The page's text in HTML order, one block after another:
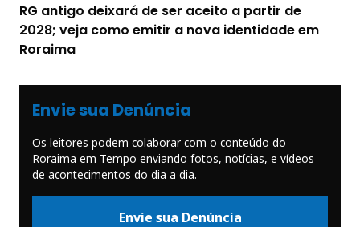
RG antigo deixará de ser aceito a partir de
2028; veja como emitir a nova identidade em
Roraima
Envie sua Denúncia
Os leitores podem colaborar com o conteúdo do
Roraima em Tempo enviando fotos, notícias, e vídeos
de acontecimentos do dia a dia.
Envie sua Denúncia